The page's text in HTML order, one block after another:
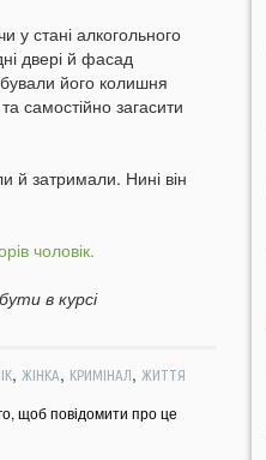
у стані алкогольного
двері й фасад
його колишня
самостійно загасити
й затримали. Нині він
чоловік.
в курсі
, ЖІНКА, КРИМІНАЛ, ЖИТТЯ
щоб повідомити про це